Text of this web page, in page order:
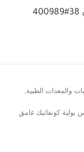
والمعدات الطبية
بولية كونفاتيك غامق